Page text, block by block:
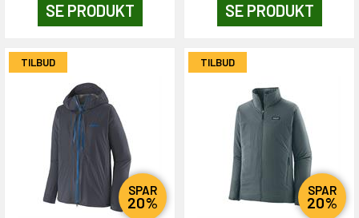
SE PRODUKT SE PRODUKT
TILBUD
SPAR
20%
TILBUD
SPAR
20%